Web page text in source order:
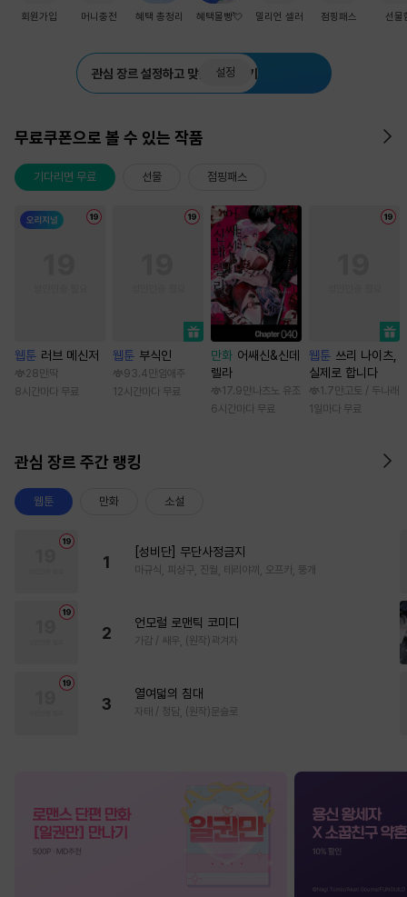
회원가입 머니충전 혜택 총정리 혜택몰빵💘 밀리언 셀러 점핑패스 선물
관심 장르 설정하고 맞춤 추천 받기
설정
무료쿠폰으로 볼 수 있는 작품
기다리면 무료 선물 점핑패스
웹툰 러브 메신저
28만 딱
8시간마다 무료
웹툰 부식인
93.4만 임애주
12시간마다 무료
만화 어쌔신&신데
렐라
17.9만 나츠노 유조
6시간마다 무료
웹툰 쓰리 나이츠,
실제로 합니다
1.7만 고토 / 두나래
1일마다 무료
관심 장르 주간 랭킹
웹툰 만화 소설
1
[성비단] 무단사정금지
마규식, 피상구, 진월, 테리야끼, 오프카, 뚱개
2
언모럴 로맨틱 코미디
가감 / 쌔우, (원작)곽겨자
3
열여덟의 침대
자태 / 청담, (원작)문슬로